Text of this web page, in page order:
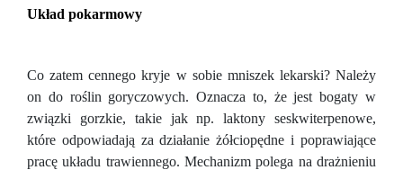
Układ pokarmowy
Co zatem cennego kryje w sobie mniszek lekarski? Należy
on do roślin goryczowych. Oznacza to, że jest bogaty w
związki gorzkie, takie jak np. laktony seskwiterpenowe,
które odpowiadają za działanie żółciopędne i poprawiające
pracę układu trawiennego. Mechanizm polega na drażnieniu